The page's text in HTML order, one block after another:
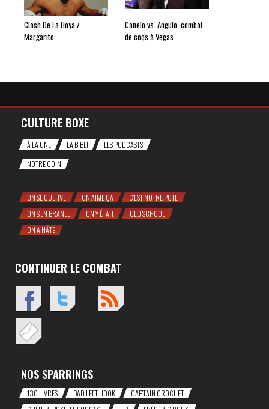
Clash De La Hoya /
Margarito
Canelo vs. Angulo, combat
de coqs à Vegas
CULTURE BOXE
À LA UNE LA BIBLI
LES PODCASTS
NOTRE COIN
ON SE CULTIVE ON AIME ÇA
C'EST NOTRE POTE
ON S'EN BRANLE
ON Y ÉTAIT
OLD SCHOOL
ON A HÂTE
CONTINUER LE COMBAT
NOS SPARRINGS
130 LIVRES BAD LEFT HOOK
CAP'TAIN CROCHET